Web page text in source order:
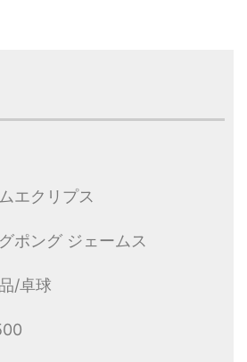
エクリプス
ポング ジェームス
/卓球